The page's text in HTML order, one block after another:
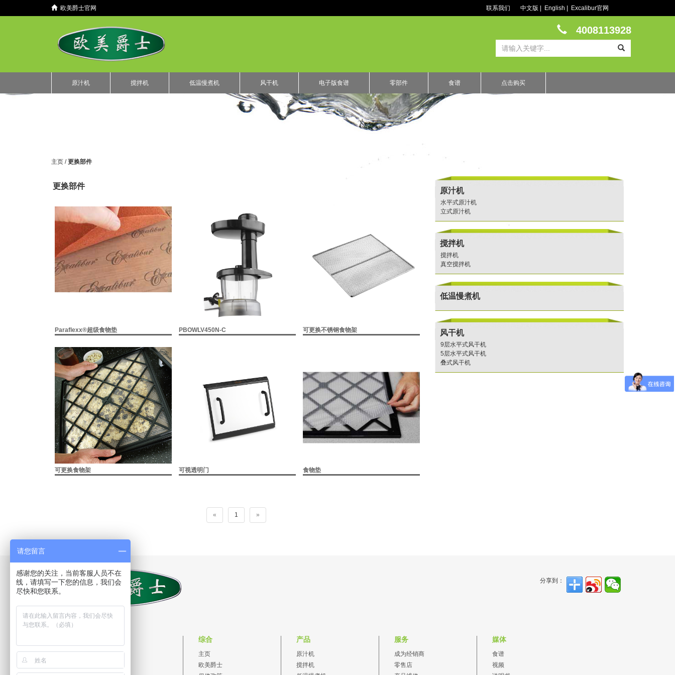
欧美爵士官网 联系我们 中文版 English Excalibur官网
4008113928
原汁机 搅拌机 低温慢煮机 风干机 电子版食谱 零部件 食谱 点击购买
主页 /更换部件
更换部件
Paraflexx®超级食物垫 PBOWLV450N-C 可更换不锈钢食物架
可更换食物架 可视透明门 食物垫
« 1 »
原汁机
水平式原汁机
立式原汁机
搅拌机
搅拌机
真空搅拌机
低温慢煮机
风干机
9层水平式风干机
5层水平式风干机
叠式风干机
分享到：
4008113928 FREE
宁波市东钱湖旅游度假区
综合
主页
欧美爵士
产品
原汁机
搅拌机
服务
成为经销商
零售店
媒体
食谱
视频
请您留言
感谢您的关注，当前客服人员不在
线，请填写一下您的信息，我们会
尽快和您联系。